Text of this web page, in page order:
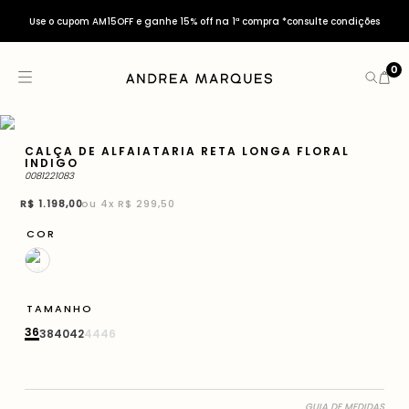
Use o cupom AM15OFF e ganhe 15% off na 1ª compra *consulte condições
0
CALÇA DE ALFAIATARIA RETA LONGA FLORAL
INDIGO
0081221083
R$ 1.198,00ou 4x R$ 299,50
TAMANHO
363840424446
COR